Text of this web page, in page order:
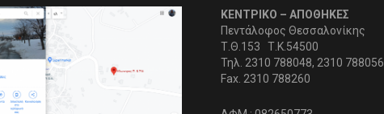
ΚΕΝΤΡΙΚΟ – ΑΠΟΘΗΚΕΣ
Πεντάλοφος Θεσσαλονίκης
Τ.Θ.153 Τ.Κ.54500
Τηλ. 2310 788048, 2310 788056
Fax. 2310 788260